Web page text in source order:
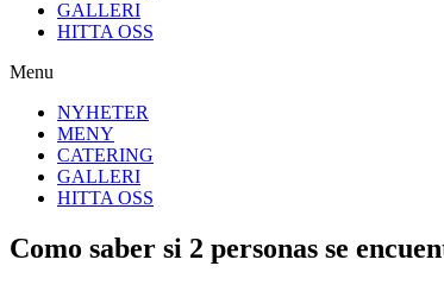
GALLERI
HITTA OSS
Menu
NYHETER
MENY
CATERING
GALLERI
HITTA OSS
Como saber si 2 personas se